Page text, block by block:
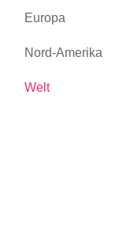
Europa
Nord-Amerika
Welt